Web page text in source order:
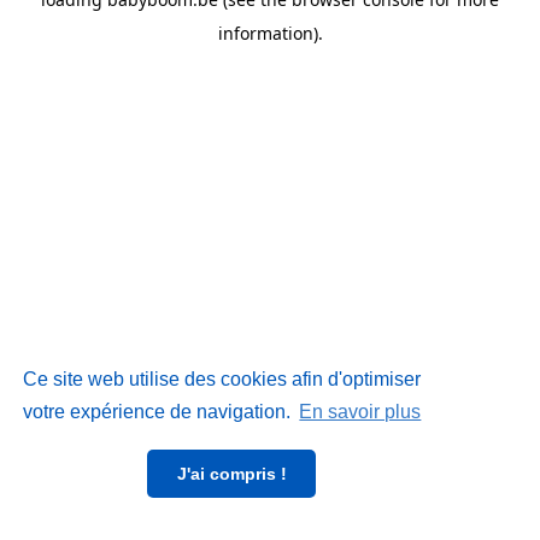
Ce site web utilise des cookies afin d'optimiser
votre expérience de navigation. En savoir plus
J'ai compris !
information).